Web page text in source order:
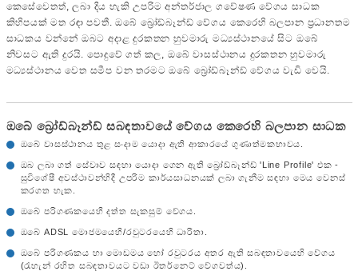
කෙසේවෙතත්, ලබා දිය හැකි උපරිම අන්තර්ජාල ගවේෂණ වේගය සාධක
කිහිපයක් මත රඳා පවතී. ඔබේ බ්‍රෝඩ්බෑන්ඩ් වේගය කෙරෙහි බලපාන ප්‍රධානතම
සාධකය වන්නේ ඔබට අදාළ දුරකතන හුවමාරු මධ්‍යස්ථානයේ සිට ඔබේ
නිවසට ඇති දුරයි. පොදුවේ ගත් කල, ඔබේ වාසස්ථානය දුරකතන හුවමාරු
මධ්‍යස්ථානය වෙත සමීප වන තරමට ඔබේ බ්‍රෝඩ්බෑන්ඩ් වේගය වැඩි වෙයි.
ඔබේ බ්‍රෝඩ්බෑන්ඩ් සබඳතාවයේ වේගය කෙරෙහි බලපාන සාධක
ඔබේ වාසස්ථානය තුළ සංදාම යොදා ඇති ආකාරයේ ගුණාත්මකභාවය.
ඔබ ලබා ගත් සේවාව සඳහා යොදා ගෙන ඇති බ්‍රෝඩ්බෑන්ඩ් 'Line Profile' එක -
සුවිශේෂී අවස්ථාවන්හිදී උපරිම කාර්යසාධනයක් ලබා ගැනීම සඳහා මෙය වෙනස්
කරගත හැක.
ඔබේ පරිගණකයෙහි දත්ත සැකසුම් වේගය.
ඔබේ ADSL මොජමයෙහි/රවුටරයෙහි ධාරිතා.
ඔබේ පරිගණකය හා මොඩමය හෝ රවුටරය අතර ඇති සබඳතාවයෙහි වේගය
(රැහැන් රහිත සබඳතාවයට වඩා ඊතර්නෙට් වේගවත්ය).